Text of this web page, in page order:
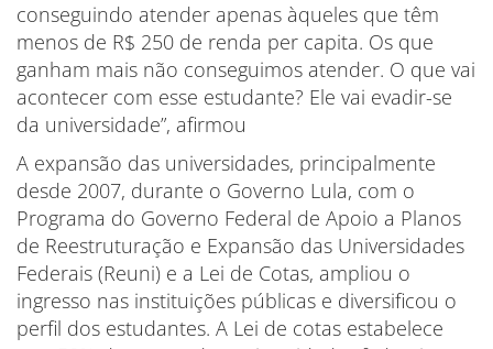
conseguindo atender apenas àqueles que têm
menos de R$ 250 de renda per capita. Os que
ganham mais não conseguimos atender. O que vai
acontecer com esse estudante? Ele vai evadir-se
da universidade”, afirmou
A expansão das universidades, principalmente
desde 2007, durante o Governo Lula, com o
Programa do Governo Federal de Apoio a Planos
de Reestruturação e Expansão das Universidades
Federais (Reuni) e a Lei de Cotas, ampliou o
ingresso nas instituições públicas e diversificou o
perfil dos estudantes. A Lei de cotas estabelece